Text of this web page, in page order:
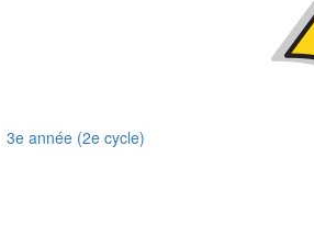
3e année (2e cycle)